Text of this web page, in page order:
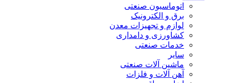
اتوماسیون صنعتی
برق و الکترونیک
لوازم و تجهیزات معدن
کشاورزی و دامداری
خدمات صنعتی
سایر
ماشین آلات صنعتی
آهن آلات و فلزات